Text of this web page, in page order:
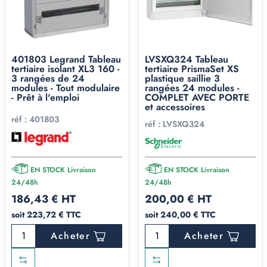
préféré reste leRxPRO d'EurOhm. Très innovant,
par des professionnels pour des professionnels . Il fait
tout ce que font ses concurrents, mais EurOhm a poussé
deux idées qui changent vraiment la vie sur le chantier :
Rails DIN sur charnières
: on déclipse un côté, le rail
bascule comme une porte pour passer les câbles
confortablement. Un confort dont on ne se passe plus
une fois essayé.
Supports de bornes Wago intégrés: finis les Wago
qui traînent au fond du coffret, tout est rangé et
accessible.
Sur un tableau électrique 3 rangées qui va recevoir
beaucoup de circuits et de connexions, ces deux détails
font gagner un temps réel au câblage et en prime la
barette de terre auto.
401803 Legrand Tableau
tertiaire isolant XL3 160 -
3 rangées de 24
modules - Tout modulaire
- Prêt à l'emploi
réf : 401803
EN STOCK Livraison
24/48h
186,43 € HT
soit 223,72 € TTC
Acheter
LVSXQ324 Tableau
tertiaire PrismaSet XS
plastique saillie 3
rangées 24 modules -
COMPLET AVEC PORTE
et accessoires
réf : LVSXQ324
EN STOCK Livraison
24/48h
200,00 € HT
soit 240,00 € TTC
Acheter